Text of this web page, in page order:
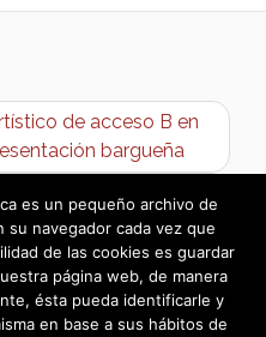
de acceso B en
bargueña
La Mancha Media →
es un pequeño archivo de
su navegador cada vez que
de las cookies es guardar
página web, de manera
ésta pueda identificarle y
en base a sus hábitos de